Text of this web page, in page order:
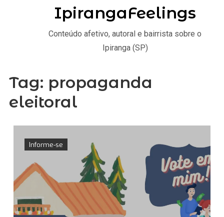
Tag: propaganda
eleitoral
Informe-se
IpirangaFeelings
Conteúdo afetivo, autoral e bairrista sobre o
Ipiranga (SP)